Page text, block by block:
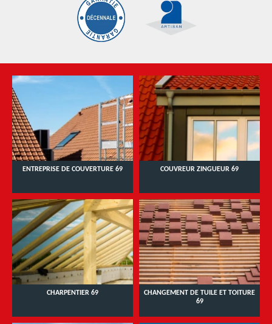
ENTREPRISE DE COUVERTURE 69 COUVREUR ZINGUEUR 69
CHARPENTIER 69
CHANGEMENT DE TUILE ET TOITURE
69